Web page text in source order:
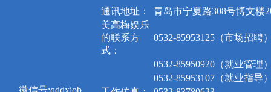
微信号:qddxjob
通讯地址：
青岛市宁夏路308号博文楼
美高梅娱乐
的联系方
式：
0532-85953125（市场招聘
0532-85950920（就业管理
0532-85953107（就业指导